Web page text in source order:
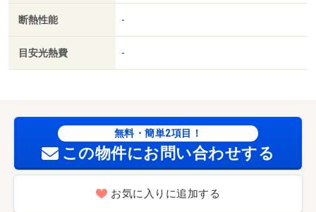
ＢＳ／敷金・礼金不要／ＩＴ重説 対応物件／初期費用カ
ード決済可／マックスバリュ南１５条店（スーパー）まで
２４９ｍ／ラルズマート山鼻店（スーパー）まで３５１ｍ
リーマート札幌南１２条店（コンビニ）まで４７０ｍ／ロ
ーソン 札幌南１７条西（コンビニ）まで５１９ｍ/賃貸戸
数:31戸
断熱性能 -
目安光熱費 -
無料・簡単2項目！
この物件にお問い合わせする
お気に入りに追加する